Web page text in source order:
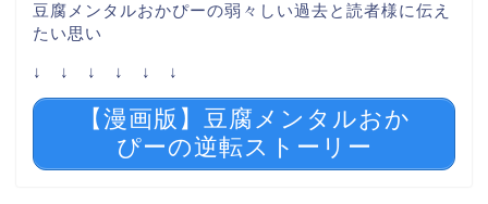
豆腐メンタルおかぴーの弱々しい過去と読者様に伝え
たい思い
↓ ↓ ↓ ↓ ↓ ↓
【漫画版】豆腐メンタルおか
ぴーの逆転ストーリー